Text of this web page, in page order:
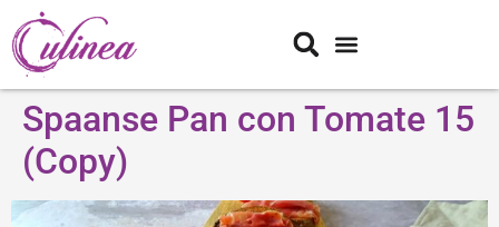
Spaanse Pan con Tomate 15
(Copy)